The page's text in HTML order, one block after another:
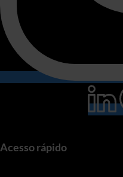
Acesso rápido